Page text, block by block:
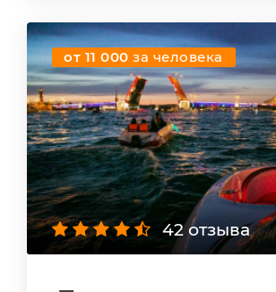
от 11 000за человека
42 отзыва